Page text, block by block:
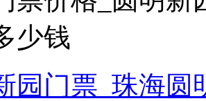
园门票_珠海